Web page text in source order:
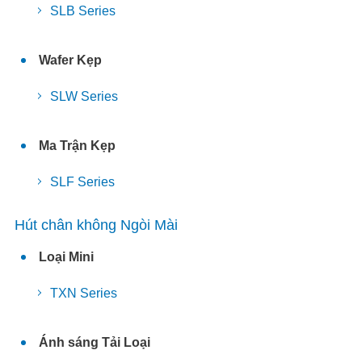
SLB Series
Wafer Kẹp
SLW Series
Ma Trận Kẹp
SLF Series
Hút chân không Ngòi Mài
Loại Mini
TXN Series
Ánh sáng Tải Loại